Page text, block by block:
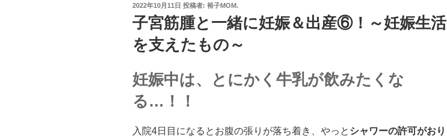
投
稿
日:
2022年10月11日 投稿者: 裕子MOM.
子宮筋腫と一緒に妊娠＆出産⑥！～妊娠生活
を支えたもの～
妊娠中は、とにかく牛乳が飲みたくな
る…！！
入院4日目になるとお腹の張りが落ち着き、やっと シャワーの許可がおり